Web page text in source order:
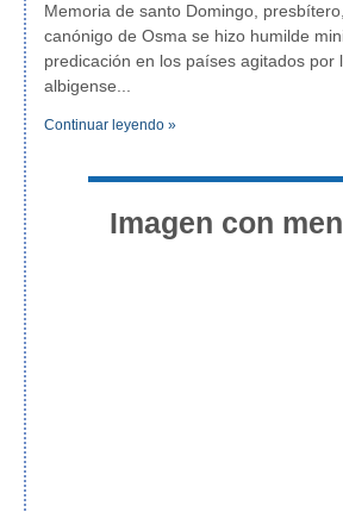
Memoria de santo Domingo,
canónigo de Osma se hizo humilde
predicación en los países agitados por
albigense
Continuar leyendo »
Imagen con